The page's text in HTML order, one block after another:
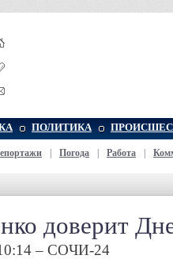
ПОЛИТИКА
Погода Работа
доверит
10:14 – СОЧИ-24